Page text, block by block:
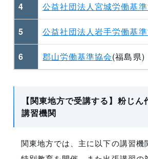
4 公益社団法人宮城労働基
5 公益社団法人岩手労働基
6 郡山労働基準協会(福島県)
【関東地方で受講する】粉じ
講習機関
関東地方では、主に以下の講習機